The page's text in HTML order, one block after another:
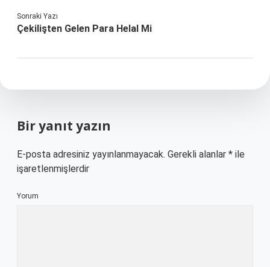
Sonraki Yazı
Çekilişten Gelen Para Helal Mi
Bir yanıt yazın
E-posta adresiniz yayınlanmayacak. Gerekli alanlar * ile
işaretlenmişlerdir
Yorum